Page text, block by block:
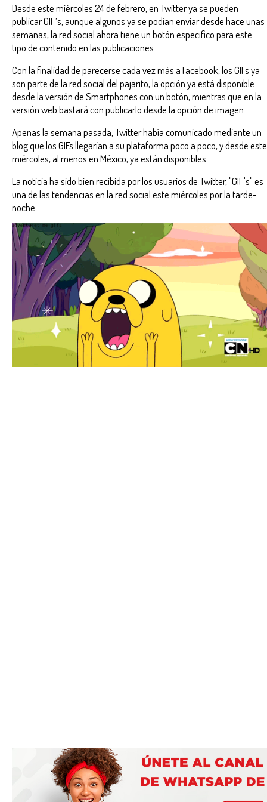
Desde este miércoles 24 de febrero, en Twitter ya se pueden
publicar GIF’s, aunque algunos ya se podían enviar desde hace unas
semanas, la red social ahora tiene un botón especifico para este
tipo de contenido en las publicaciones.
Con la finalidad de parecerse cada vez más a Facebook, los GIFs ya
son parte de la red social del pajarito, la opción ya está disponible
desde la versión de Smartphones con un botón, mientras que en la
versión web bastará con publicarlo desde la opción de imagen.
Apenas la semana pasada, Twitter había comunicado mediante un
blog que los GIFs llegarían a su plataforma poco a poco, y desde este
miércoles, al menos en México, ya están disponibles.
La noticia ha sido bien recibida por los usuarios de Twitter, "GIF's" es
una de las tendencias en la red social este miércoles por la tarde-
noche.